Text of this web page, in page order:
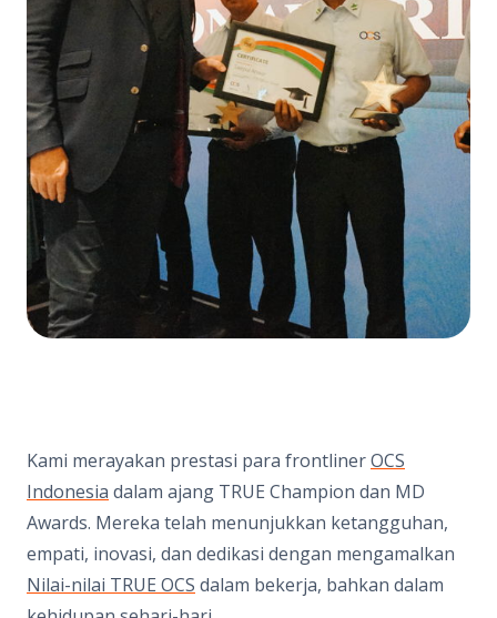
Kami merayakan prestasi para frontlinerOCS
Indonesia dalam ajang TRUE Champion dan MD
Awards. Mereka telah menunjukkan ketangguhan,
empati, inovasi, dan dedikasi dengan mengamalkan
Nilai-nilai TRUE OCS dalam bekerja, bahkan dalam